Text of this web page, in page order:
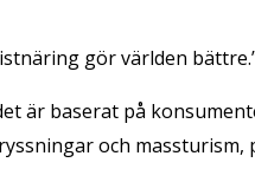
gör världen
är baserat på
och